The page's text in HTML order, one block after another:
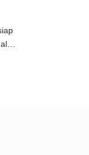
Leste